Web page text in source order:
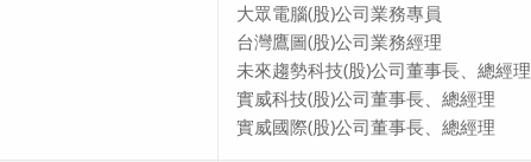
大眾電腦(股)公司業務專員
台灣鷹圖(股)公司業務經理
未來趨勢科技(股)公司董事長、總經理
實威科技(股)公司董事長、總經理
實威國際(股)公司董事長、總經理